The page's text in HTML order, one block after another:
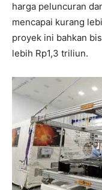
harga peluncuran
mencapai kurang
proyek ini bahkan
lebih Rp1,3 triliun.